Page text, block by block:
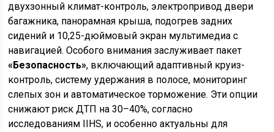
двухзонный климат-контроль, электропривод двери
багажника, панорамная крыша, подогрев задних
сидений и 10,25-дюймовый экран мультимедиа с
навигацией. Особого внимания заслуживает пакет
«Безопасность», включающий адаптивный круиз-
контроль, систему удержания в полосе, мониторинг
слепых зон и автоматическое торможение. Эти опции
снижают риск ДТП на 30–40%, согласно
исследованиям IIHS, и особенно актуальны для